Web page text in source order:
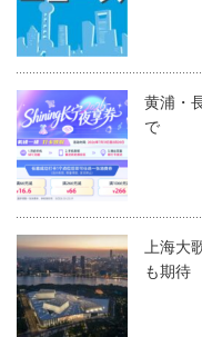
黄浦・
で
上海大
も期待